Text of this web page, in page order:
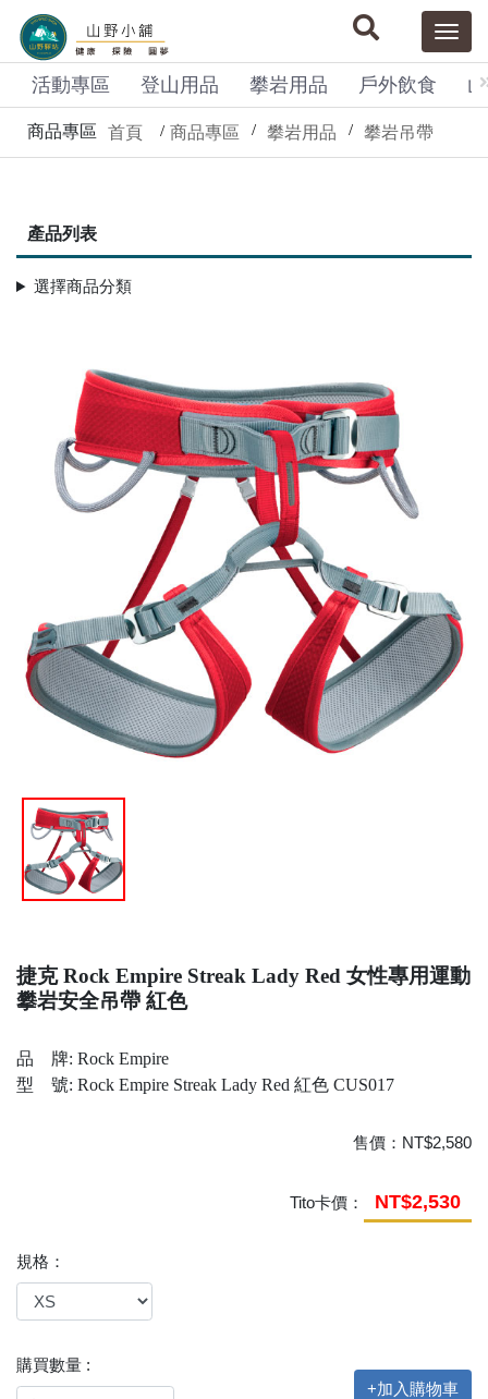
活動專區 登山用品 攀岩用品 戶外飲食
商品專區 首頁 商品專區 攀岩用品 攀岩吊帶
產品列表
選擇商品分類
捷克 Rock Empire Streak Lady Red 女性專用運動
攀岩安全吊帶 紅色
品 牌: Rock Empire
型 號: Rock Empire Streak Lady Red 紅色 CUS017
售價： NT$2,580
Tito卡價： NT$2,530
規格：
購買數量 :
+加入購物車